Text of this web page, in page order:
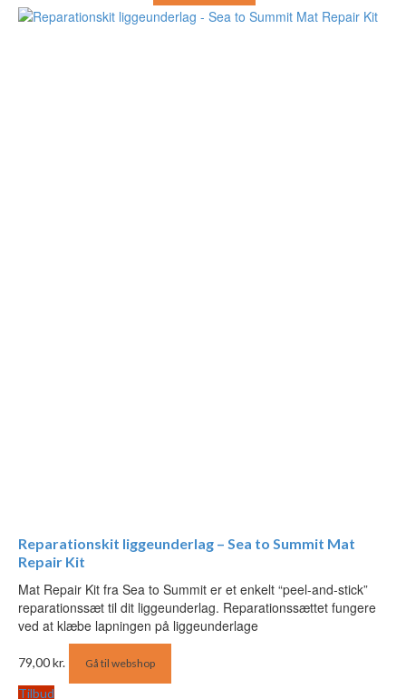
pris
pris
Reparationskit liggeunderlag – Sea to Summit Mat
Repair Kit
Mat Repair Kit fra Sea to Summit er et enkelt “peel-and-stick”
reparationssæt til dit liggeunderlag. Reparationssættet fungere
ved at klæbe lapningen på liggeunderlage
79,00kr. Gå til webshop
Tilbud